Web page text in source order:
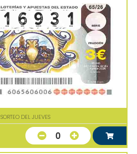
SORTEO DEL JUEVES
0